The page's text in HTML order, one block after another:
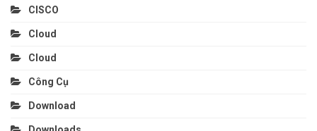
CISCO
Cloud
Cloud
Công Cụ
Download